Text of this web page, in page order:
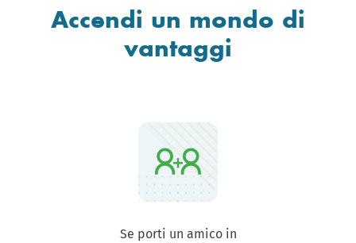
Accendi un mondo di
vantaggi
Se porti un amico in